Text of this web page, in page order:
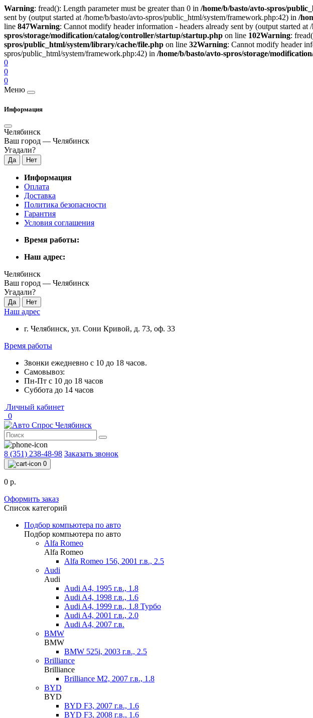
Warning: fread(): Length parameter must be greater than 0 in /home/b/basto/avto-spros/
sent by (output started at /home/b/basto/avto-spros/public_html/system/framework.php:42) in /
line 847Warning: Cannot modify header information - headers already sent by (output started
spros/storage/modification/catalog/controller/startup/startup.php on line 102Warning:
spros/public_html/system/library/cache/file.php on line 32Warning: Cannot modify header
spros/public_html/system/framework.php:42) in /home/b/basto/avto-spros/storage/
0
0
0
Меню
Информация
Челябинск
Ваш город — Челябинск
Угадали?
Информация
Оплата
Доставка
Политика безопасности
Гарантия
Условия соглашения
Время работы:
Наш адрес:
Челябинск
Ваш город — Челябинск
Угадали?
Наш адрес
г. Челябинск, ул. Сони Кривой, д. 73, оф. 33
Время работы
Звонки ежедневно с 10 до 18 часов.
Самовывоз:
Пн-Пт с 10 до 18 часов
Суббота до 14 часов
Личный кабинет
0
8 (351) 238-48-98 Заказать звонок
0
0 р.
Оформить заказ
Список категорий
Подбор компьютера по авто
Подбор компьютера по авто
Alfa Romeo
Alfa Romeo
Alfa Romeo 156, 2001 г.в., 2.5
Audi
Audi
Audi A4, 1995 г.в., 1.8
Audi A4, 1998 г.в., 1.6
Audi A4, 1999 г.в., 1.8 Турбо
Audi A4, 2001 г.в., 2.0
Audi A4, 2007 г.в.
BMW
BMW
BMW 525i, 2003 г.в., 2.5
Brilliance
Brilliance
Brilliance M2, 2007 г.в., 1.8
BYD
BYD
BYD F3, 2007 г.в., 1.6
BYD F3, 2008 г.в., 1.6